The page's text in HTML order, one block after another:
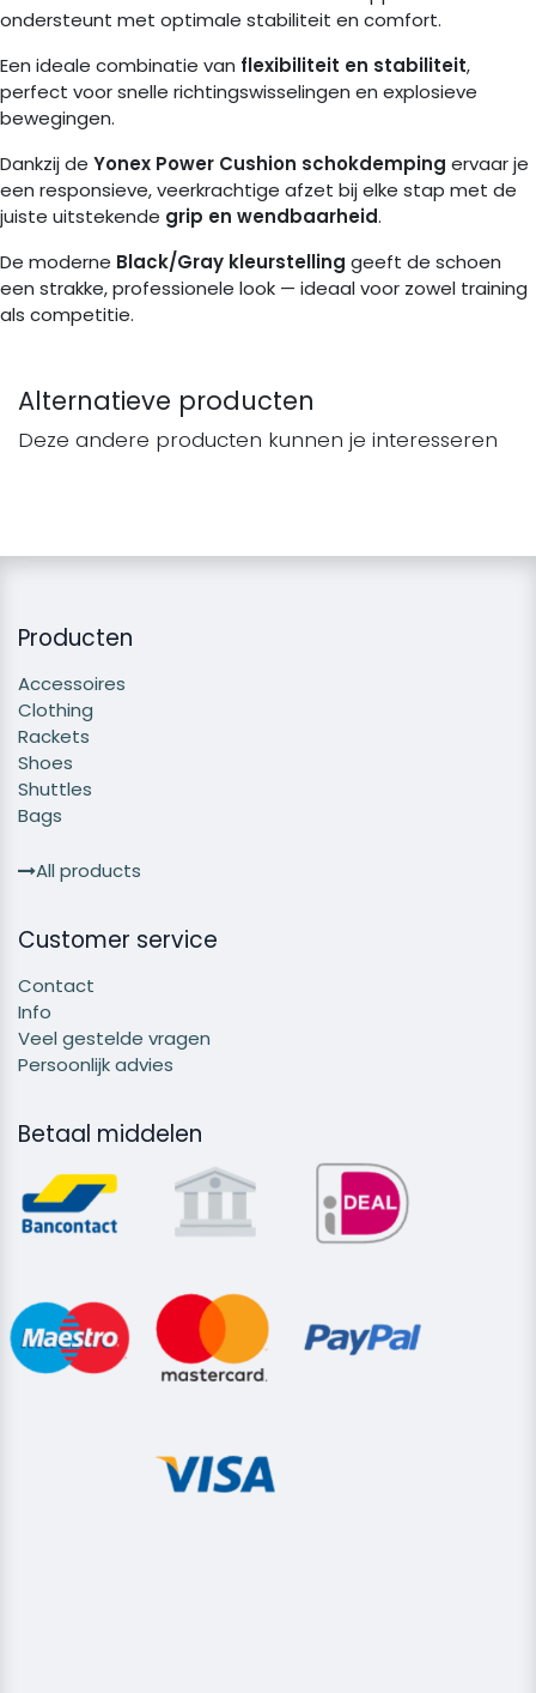
ondersteunt met optimale stabiliteit en comfort.
Een ideale combinatie van flexibiliteit en stabiliteit,
perfect voor snelle richtingswisselingen en explosieve
bewegingen.
Dankzij de Yonex Power Cushion schokdemping ervaar je
een responsieve, veerkrachtige afzet bij elke stap met de
juiste uitstekende grip en wendbaarheid.
De moderne Black/Gray kleurstelling geeft de schoen
een strakke, professionele look — ideaal voor zowel training
als competitie.
Alternatieve producten
Deze andere producten kunnen je interesseren
Producten
Accessoires
Clothing
Rackets
Shoes
Shuttles
Bags
All products
Customer service
Contact
Info
Veel gestelde vragen
Persoonlijk advies
Betaal middelen